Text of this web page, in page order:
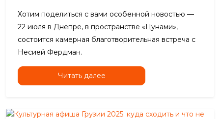
Хотим поделиться с вами особенной новостью —
22 июля в Днепре, в пространстве «Цунами»,
состоится камерная благотворительная встреча с
Несией Фердман.
Читать далее